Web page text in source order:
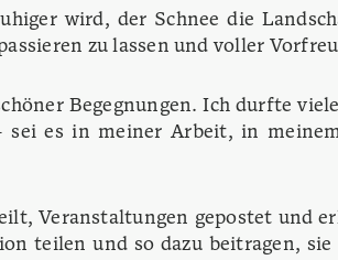
wird, der Schnee die
zu lassen und voller
Begegnungen. Ich durfte
sei es in meiner Arbeit, in
Veranstaltungen gepostet und
teilen und so dazu beitragen,